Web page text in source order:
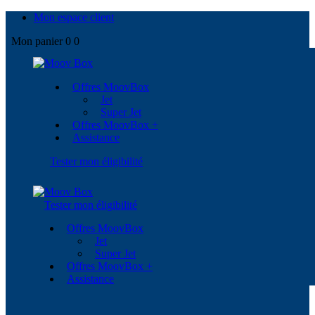
Mon espace client
Mon panier 0 0
Offres MoovBox
Jet
Super Jet
Offres MoovBox +
Assistance
Tester mon éligibilité
Tester mon éligibilité
Offres MoovBox
Jet
Super Jet
Offres MoovBox +
Assistance